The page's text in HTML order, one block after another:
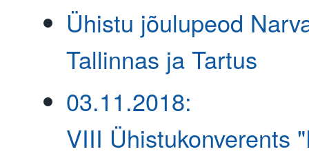
Ühistu jõulupeod
Tallinnas ja Tartus
03.11.2018:
VIII Ühistukonverents